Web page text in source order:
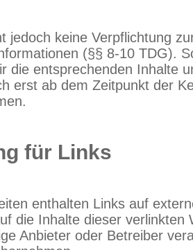
jedoch keine Verpflichtung
(§§ 8-10 TDG).
die entsprechenden Inhalte
erst ab dem Zeitpunkt der
für Links
enthalten Links auf
die Inhalte dieser
Anbieter oder Betreiber